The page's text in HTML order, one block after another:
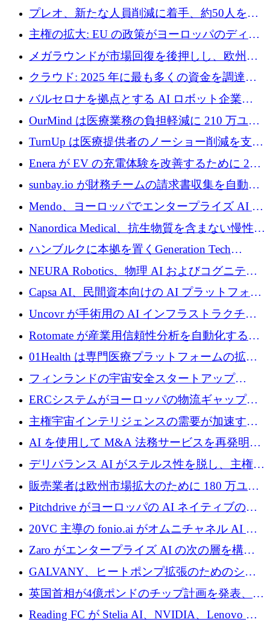
Bending Spoonsが米国IPOを申請、英国首相が
4億ポンドのチップ計画を発表
プレオ、新たな人員削減に着手、約50人を解
雇
主権の拡大: EU の政策がヨーロッパのディー
プテック戦略をどのように再構築しているか
メガラウンドが市場回復を後押しし、欧州の
ハイテク資金調達は5月に105億ユーロに回復
クラウド: 2025 年に最も多くの資金を調達し
た 10 社
バルセロナを拠点とする AI ロボット企業
Theker が 8,500 万ドルを調達
OurMind は医療業務の負担軽減に 210 万ユー
ロを寄付
TurnUp は医療提供者のノーショー削減を支援
するために 200 万ユーロを調達
Enera が EV の充電体験を改善するために 200
万ドルを調達
sunbay.io が財務チームの請求書収集を自動化
するために 55 万ユーロを調達
Mendo、ヨーロッパでエンタープライズ AI 導
入を拡大するために 1,200 万ユーロを確保
Nanordica Medical、抗生物質を含まない慢性創
傷治療薬を市場に投入するために 160 万ユー
ロを調達
ハンブルクに本拠を置くGeneration Tech
Partnersが5,000万ユーロのAIロールアップファ
NEURA Robotics、物理 AI およびコグニティ
ブ ロボティクス プラットフォームを拡張する
ためにシリーズ C で最大 14 億ドルを確保
Capsa AI、民間資本向けの AI プラットフォー
ムを拡大するために 1,800 万ドルを調達
Uncovr が手術用の AI インフラストラクチャ
を構築するために 700 万ドルを調達
Rotomate が産業用信頼性分析を自動化するた
めに 210 万ユーロを調達
01Health は専門医療プラットフォームの拡大
に 1,500 万ドルを確保
フィンランドの宇宙安全スタートアップ
Aavuus が、スペースデブリ追跡に取り組むプ
レシード資金を獲得
ERCシステムがヨーロッパの物流ギャップを
埋めるために設計された重量物運搬用eVTOL
であるVictorを発表
主権宇宙インテリジェンスの需要が加速する
中、ICEYEは評価額100億ユーロ以上で4億
AI を使用して M&A 法務サービスを再発明す
るために 110 万ユーロを適切に確保
デリバランス AI がステルス性を脱し、主権の
あるエンタープライズ AI を強化
販売業者は欧州市場拡大のために 180 万ユー
ロを確保
Pitchdrive がヨーロッパの AI ネイティブの創
業者を支援するために 6,000 万ユーロを調達
20VC 主導の fonio.ai がオムニチャネル AI プ
ラットフォームのために 1,700 万ドルを調達
Zaro がエンタープライズ AI の次の層を構築
するために 510 万ドルを獲得
GALVANY、ヒートポンプ拡張のためのシー
ドラウンドで1,000万ユーロを確保
英国首相が4億ポンドのチップ計画を発表、英
国の新興企業は「ここで拡大」し「ここに留
Reading FC が Stelia AI、NVIDIA、Lenovo と